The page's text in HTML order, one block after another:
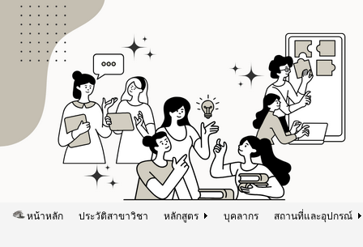
หน้าหลัก ประวัติสาขาวิชา หลักสูตร บุคลากร สถานที่และอุปกรณ์